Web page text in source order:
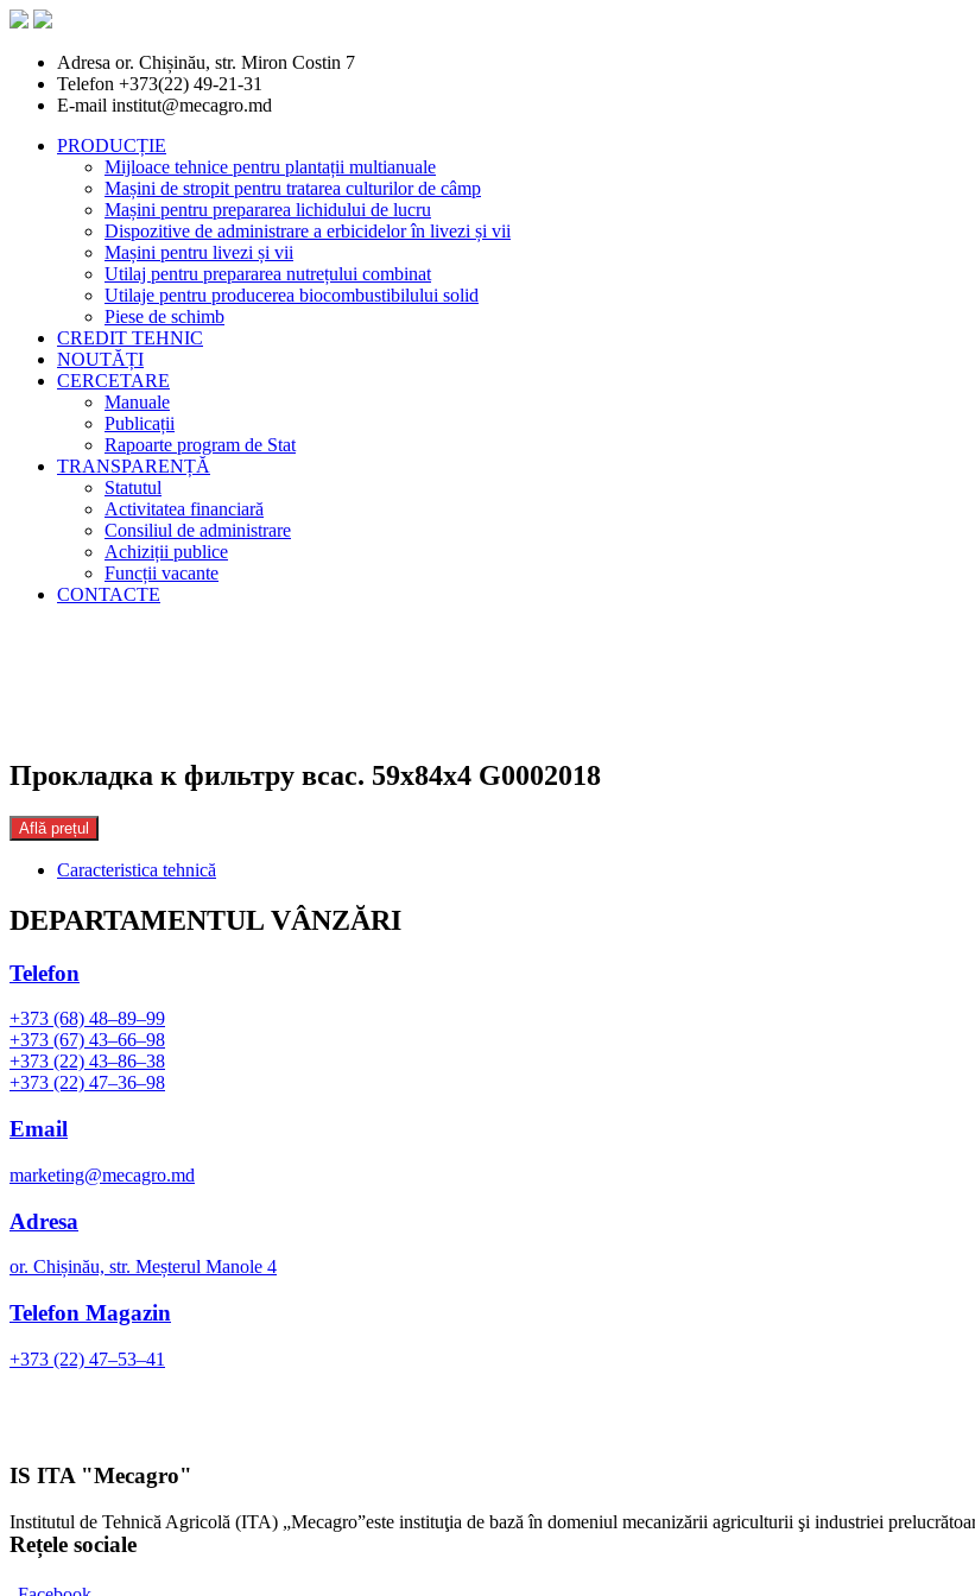
Adresa or. Chișinău, str. Miron Costin 7
Telefon +373(22) 49-21-31
E-mail institut@mecagro.md
PRODUCȚIE
Mijloace tehnice pentru plantații multianuale
Mașini de stropit pentru tratarea culturilor de câmp
Mașini pentru prepararea lichidului de lucru
Dispozitive de administrare a erbicidelor în livezi și vii
Mașini pentru livezi și vii
Utilaj pentru prepararea nutrețului combinat
Utilaje pentru producerea biocombustibilului solid
Piese de schimb
CREDIT TEHNIC
NOUTĂȚI
CERCETARE
Manuale
Publicații
Rapoarte program de Stat
TRANSPARENȚĂ
Statutul
Activitatea financiară
Consiliul de administrare
Achiziții publice
Funcții vacante
CONTACTE
Прокладка к фильтру всас. 59х84х4 G0002018
Află prețul
Caracteristica tehnică
DEPARTAMENTUL VÂNZĂRI
Telefon
+373 (68) 48–89–99
+373 (67) 43–66–98
+373 (22) 43–86–38
+373 (22) 47–36–98
Email
marketing@mecagro.md
Adresa
or. Chișinău, str. Meșterul Manole 4
Telefon Magazin
+373 (22) 47–53–41
IS ITA "Mecagro"
Institutul de Tehnică Agricolă (ITA) „Mecagro”este instituţia de bază în domeniul mecanizării agriculturii şi industriei
Rețele sociale